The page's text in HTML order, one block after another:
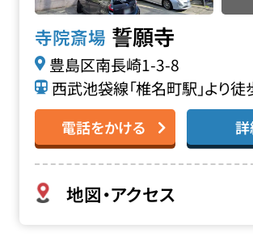
寺院斎場 誓願寺
豊島区南長崎1-3-8
西武池袋線「椎名町駅」より
電話をかける
地図・アクセス